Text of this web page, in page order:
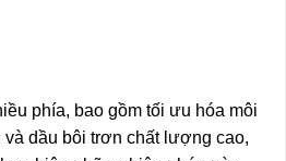
phía, bao gồm tối ưu hóa môi
dầu bôi trơn chất lượng cao,